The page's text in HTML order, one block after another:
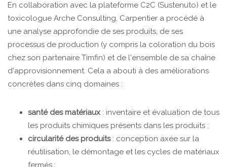
En collaboration avec la plateforme C2C (Sustenuto) et le
toxicologue Arche Consulting, Carpentier a procédé à
une analyse approfondie de ses produits, de ses
processus de production (y compris la coloration du bois
chez son partenaire Timfin) et de l'ensemble de sa chaîne
d'approvisionnement. Cela a abouti à des améliorations
concrètes dans cinq domaines :
santé des matériaux : inventaire et évaluation de tous
les produits chimiques présents dans les produits ;
circularité des produits : conception axée sur la
réutilisation, le démontage et les cycles de matériaux
fermés ;